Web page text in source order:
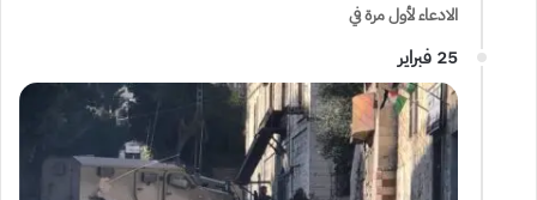
الادعاء لأول مرة في
25 فبراير